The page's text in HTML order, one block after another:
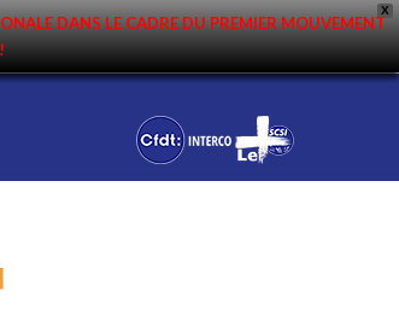
X
DANS LE CADRE DU PREMIER MOUVEMENT